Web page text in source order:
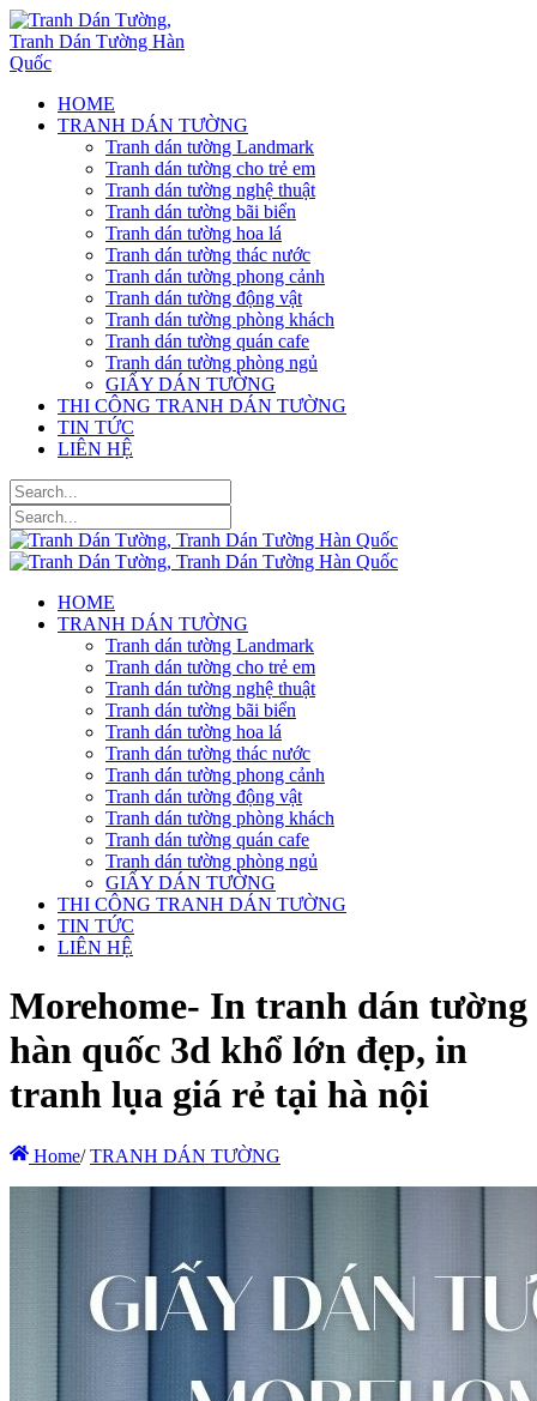
HOME
TRANH DÁN TƯỜNG
Tranh dán tường Landmark
Tranh dán tường cho trẻ em
Tranh dán tường nghệ thuật
Tranh dán tường bãi biển
Tranh dán tường hoa lá
Tranh dán tường thác nước
Tranh dán tường phong cảnh
Tranh dán tường động vật
Tranh dán tường phòng khách
Tranh dán tường quán cafe
Tranh dán tường phòng ngủ
GIẤY DÁN TƯỜNG
THI CÔNG TRANH DÁN TƯỜNG
TIN TỨC
LIÊN HỆ
HOME
TRANH DÁN TƯỜNG
Tranh dán tường Landmark
Tranh dán tường cho trẻ em
Tranh dán tường nghệ thuật
Tranh dán tường bãi biển
Tranh dán tường hoa lá
Tranh dán tường thác nước
Tranh dán tường phong cảnh
Tranh dán tường động vật
Tranh dán tường phòng khách
Tranh dán tường quán cafe
Tranh dán tường phòng ngủ
GIẤY DÁN TƯỜNG
THI CÔNG TRANH DÁN TƯỜNG
TIN TỨC
LIÊN HỆ
Morehome- In tranh dán tường
hàn quốc 3d khổ lớn đẹp, in
tranh lụa giá rẻ tại hà nội
Home/ TRANH DÁN TƯỜNG